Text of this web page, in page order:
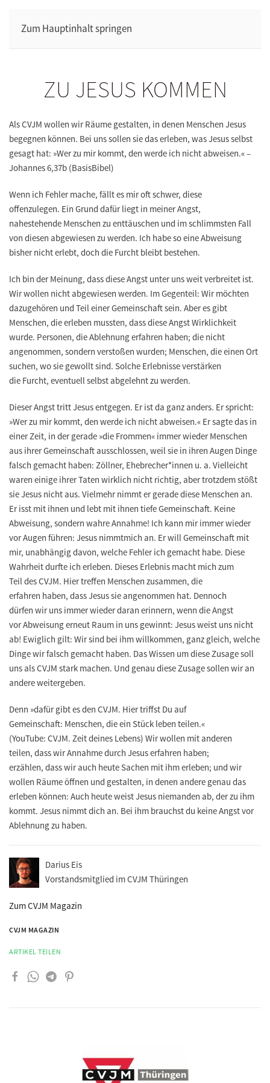
Zum Hauptinhalt springen
ZU JESUS KOMMEN
Als CVJM wollen wir Räume gestalten, in denen Menschen Jesus
begegnen können. Bei uns sollen sie das erleben, was Jesus selbst
gesagt hat: »Wer zu mir kommt, den werde ich nicht abweisen.«–
Johannes 6,37b (BasisBibel)
Wenn ich Fehler mache, fällt es mir oft schwer, diese
offenzulegen. Ein Grund dafür liegt in meiner Angst,
nahestehende Menschen zu enttäuschen und im schlimmsten Fall
von diesen abgewiesen zu werden. Ich habe so eine Abweisung
bisher nicht erlebt, doch die Furcht bleibt bestehen.
Ich bin der Meinung, dass diese Angst unter uns weit verbreitet ist.
Wir wollen nicht abgewiesen werden. Im Gegenteil: Wir möchten
dazugehören und Teil einer Gemeinschaft sein. Aber es gibt
Menschen, die erleben mussten, dass diese Angst Wirklichkeit
wurde. Personen, die Ablehnung erfahren haben; die nicht
angenommen, sondern verstoßen wurden; Menschen, die einen Ort
suchen, wo sie gewollt sind. Solche Erlebnisse verstärken
die Furcht, eventuell selbst abgelehnt zu werden.
Dieser Angst tritt Jesus entgegen. Er ist da ganz anders. Er spricht:
»Wer zu mir kommt, den werde ich nicht abweisen.« Er sagte das in
einer Zeit, in der gerade »die Frommen« immer wieder Menschen
aus ihrer Gemeinschaft ausschlossen, weil sie in ihren Augen Dinge
falsch gemacht haben: Zöllner, Ehebrecher*innen u. a. Vielleicht
waren einige ihrer Taten wirklich nicht richtig, aber trotzdem stößt
sie Jesus nicht aus. Vielmehr nimmt er gerade diese Menschen an.
Er isst mit ihnen und lebt mit ihnen tiefe Gemeinschaft. Keine
Abweisung, sondern wahre Annahme! Ich kann mir immer wieder
vor Augen führen: Jesus nimmtmich an. Er will Gemeinschaft mit
mir, unabhängig davon, welche Fehler ich gemacht habe. Diese
Wahrheit durfte ich erleben. Dieses Erlebnis macht mich zum
Teil des CVJM. Hier treffen Menschen zusammen, die
erfahren haben, dass Jesus sie angenommen hat. Dennoch
dürfen wir uns immer wieder daran erinnern, wenn die Angst
vor Abweisung erneut Raum in uns gewinnt: Jesus weist uns nicht
ab! Ewiglich gilt: Wir sind bei ihm willkommen, ganz gleich, welche
Dinge wir falsch gemacht haben. Das Wissen um diese Zusage soll
uns als CVJM stark machen. Und genau diese Zusage sollen wir an
andere weitergeben.
Denn »dafür gibt es den CVJM. Hier triffst Du auf
Gemeinschaft: Menschen, die ein Stück leben teilen.«
(YouTube: CVJM. Zeit deines Lebens) Wir wollen mit anderen
teilen, dass wir Annahme durch Jesus erfahren haben;
erzählen, dass wir auch heute Sachen mit ihm erleben; und wir
wollen Räume öffnen und gestalten, in denen andere genau das
erleben können: Auch heute weist Jesus niemanden ab, der zu ihm
kommt. Jesus nimmt dich an. Bei ihm brauchst du keine Angst vor
Ablehnung zu haben.
Darius Eis
Vorstandsmitglied im CVJM Thüringen
Zum CVJM Magazin
CVJM MAGAZIN
ARTIKEL TEILEN